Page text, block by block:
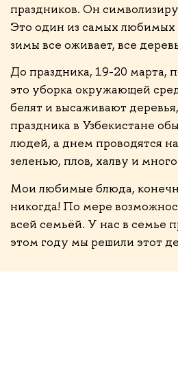
праздников. Он
Это один из самых любимых
зимы все оживает, все
До праздника, 19-20 марта,
это уборка окружающей
белят и высаживают
праздника в Узбекистане
людей, а днем проводятся
зеленью, плов, халву и
Мои любимые блюда,
никогда! По мере
всей семьёй. У нас в семье
этом году мы решили этот